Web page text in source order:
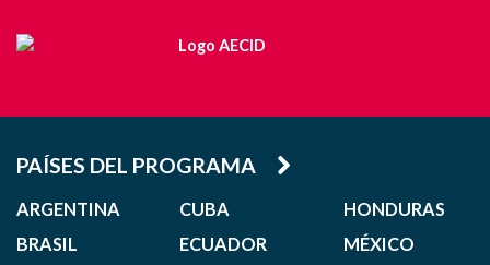
PAÍSES DEL PROGRAMA
ARGENTINA
BRASIL
CUBA
ECUADOR
HONDURAS
MÉXICO